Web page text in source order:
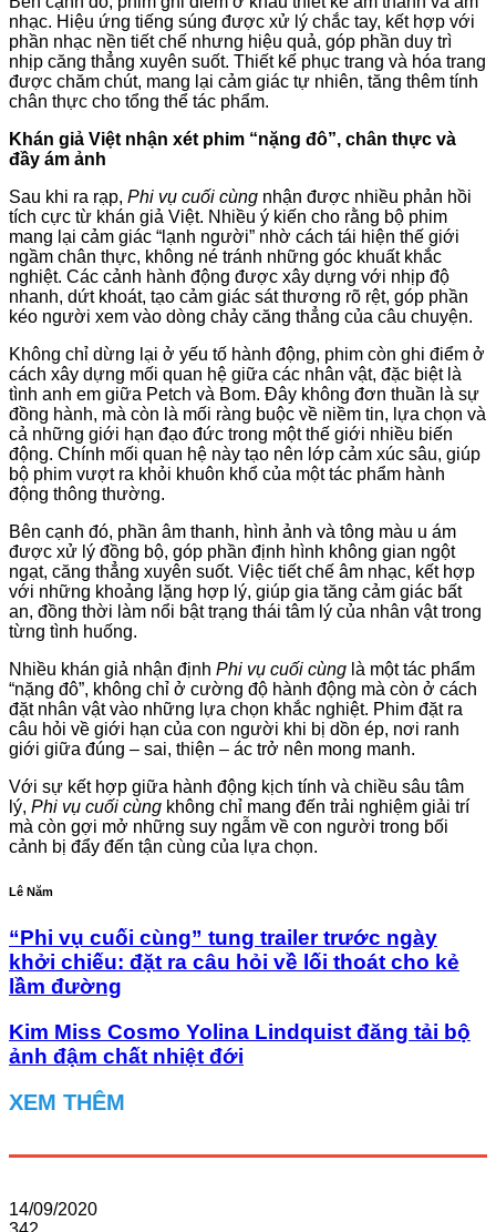
nhạc. Hiệu ứng tiếng súng được xử lý chắc tay, kết hợp với
phần nhạc nền tiết chế nhưng hiệu quả, góp phần duy trì
nhịp căng thẳng xuyên suốt. Thiết kế phục trang và hóa trang
được chăm chút, mang lại cảm giác tự nhiên, tăng thêm tính
chân thực cho tổng thể tác phẩm.
Khán giả Việt nhận xét phim “nặng đô”, chân thực và
đầy ám ảnh
Sau khi ra rạp, Phi vụ cuối cùng nhận được nhiều phản hồi
tích cực từ khán giả Việt. Nhiều ý kiến cho rằng bộ phim
mang lại cảm giác “lạnh người” nhờ cách tái hiện thế giới
ngầm chân thực, không né tránh những góc khuất khắc
nghiệt. Các cảnh hành động được xây dựng với nhịp độ
nhanh, dứt khoát, tạo cảm giác sát thương rõ rệt, góp phần
kéo người xem vào dòng chảy căng thẳng của câu chuyện.
Không chỉ dừng lại ở yếu tố hành động, phim còn ghi điểm ở
cách xây dựng mối quan hệ giữa các nhân vật, đặc biệt là
tình anh em giữa Petch và Bom. Đây không đơn thuần là sự
đồng hành, mà còn là mối ràng buộc về niềm tin, lựa chọn và
cả những giới hạn đạo đức trong một thế giới nhiều biến
động. Chính mối quan hệ này tạo nên lớp cảm xúc sâu, giúp
bộ phim vượt ra khỏi khuôn khổ của một tác phẩm hành
động thông thường.
Bên cạnh đó, phần âm thanh, hình ảnh và tông màu u ám
được xử lý đồng bộ, góp phần định hình không gian ngột
ngạt, căng thẳng xuyên suốt. Việc tiết chế âm nhạc, kết hợp
với những khoảng lặng hợp lý, giúp gia tăng cảm giác bất
an, đồng thời làm nổi bật trạng thái tâm lý của nhân vật trong
từng tình huống.
Nhiều khán giả nhận định Phi vụ cuối cùng là một tác phẩm
“nặng đô”, không chỉ ở cường độ hành động mà còn ở cách
đặt nhân vật vào những lựa chọn khắc nghiệt. Phim đặt ra
câu hỏi về giới hạn của con người khi bị dồn ép, nơi ranh
giới giữa đúng – sai, thiện – ác trở nên mong manh.
Với sự kết hợp giữa hành động kịch tính và chiều sâu tâm
lý, Phi vụ cuối cùng không chỉ mang đến trải nghiệm giải trí
mà còn gợi mở những suy ngẫm về con người trong bối
cảnh bị đẩy đến tận cùng của lựa chọn.
Lê Năm
“Phi vụ cuối cùng” tung trailer trước ngày
khởi chiếu: đặt ra câu hỏi về lối thoát cho kẻ
lầm đường
Kim Miss Cosmo Yolina Lindquist đăng tải bộ
ảnh đậm chất nhiệt đới
XEM THÊM
14/09/2020